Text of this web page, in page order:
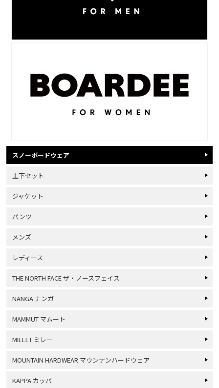
スノーボードウェア
上下セット
ジャケット
パンツ
メンズ
レディース
THE NORTH FACE ザ・ノースフェイス
NANGA ナンガ
MAMMUT マムート
MILLET ミレー
MOUNTAIN HARDWEAR マウンテンハードウェア
KAPPA カッパ